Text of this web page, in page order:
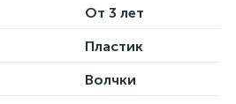
От 3 лет
Пластик
Волчки